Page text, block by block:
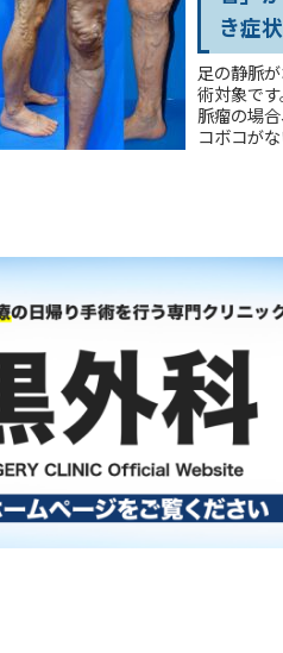
き症
足の静脈
術対象で
脈瘤の場
コボコが
く、まず